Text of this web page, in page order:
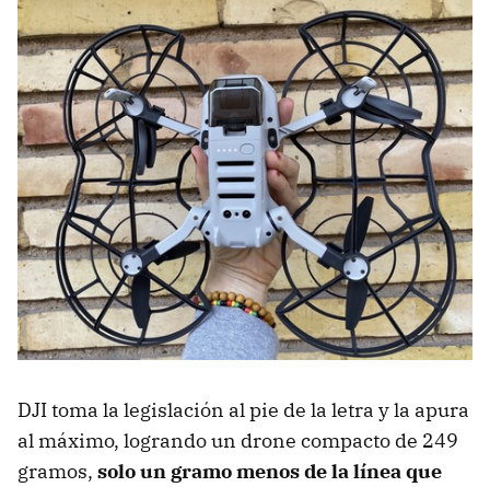
DJI toma la legislación al pie de la letra y la apura
al máximo, logrando un drone compacto de 249
gramos, solo un gramo menos de la línea que